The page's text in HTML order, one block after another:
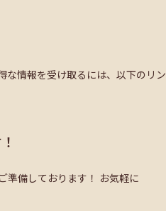
な情報を受け取るには、以下のリン
準備しております！ お気軽に